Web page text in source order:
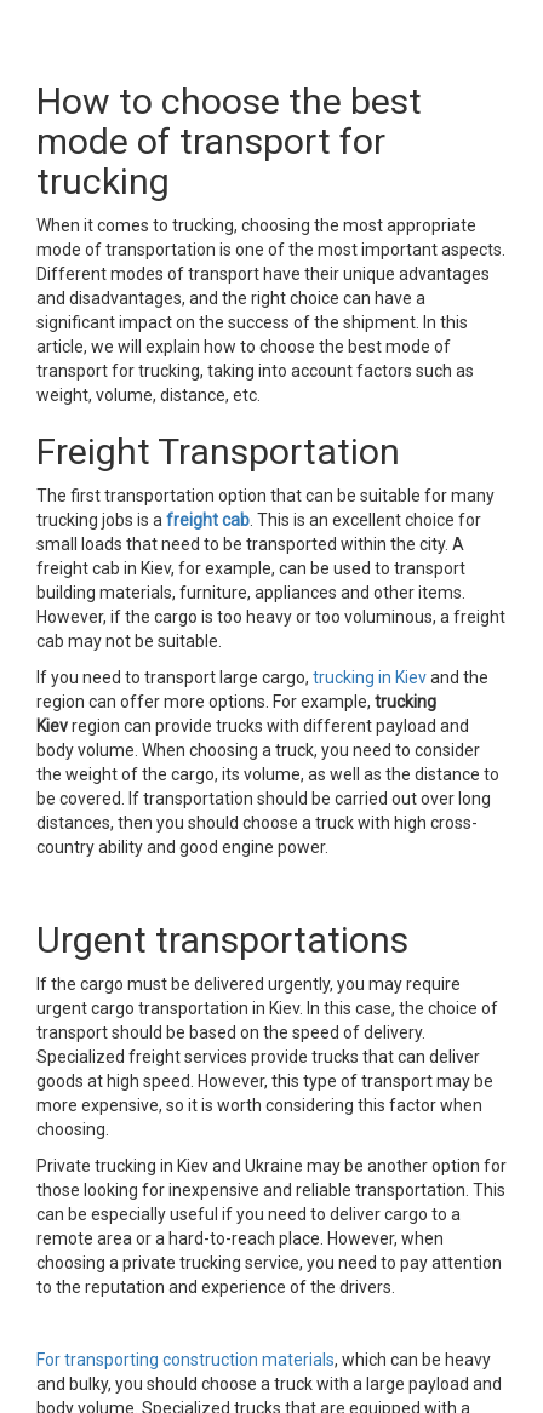
How to choose the best
mode of transport for
trucking
When it comes to trucking, choosing the most appropriate
mode of transportation is one of the most important aspects.
Different modes of transport have their unique advantages
and disadvantages, and the right choice can have a
significant impact on the success of the shipment. In this
article, we will explain how to choose the best mode of
transport for trucking, taking into account factors such as
weight, volume, distance, etc.
Freight Transportation
The first transportation option that can be suitable for many
trucking jobs is a freight cab . This is an excellent choice for
small loads that need to be transported within the city. A
freight cab in Kiev, for example, can be used to transport
building materials, furniture, appliances and other items.
However, if the cargo is too heavy or too voluminous, a freight
cab may not be suitable.
If you need to transport large cargo, trucking in Kievand the
region can offer more options. For example, trucking
Kievregion can provide trucks with different payload and
body volume. When choosing a truck, you need to consider
the weight of the cargo, its volume, as well as the distance to
be covered. If transportation should be carried out over long
distances, then you should choose a truck with high cross-
country ability and good engine power.
Urgent transportations
If the cargo must be delivered urgently, you may require
urgent cargo transportation in Kiev. In this case, the choice of
transport should be based on the speed of delivery.
Specialized freight services provide trucks that can deliver
goods at high speed. However, this type of transport may be
more expensive, so it is worth considering this factor when
choosing.
Private trucking in Kiev and Ukraine may be another option for
those looking for inexpensive and reliable transportation. This
can be especially useful if you need to deliver cargo to a
remote area or a hard-to-reach place. However, when
choosing a private trucking service, you need to pay attention
to the reputation and experience of the drivers.
For transporting construction materials, which can be heavy
and bulky, you should choose a truck with a large payload and
body volume. Specialized trucks that are equipped with a